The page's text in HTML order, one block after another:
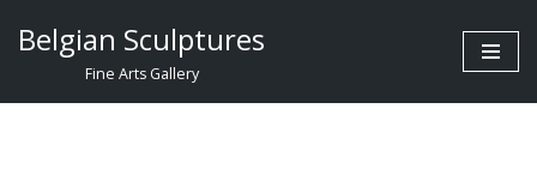
Belgian Sculptures
Fine Arts Gallery